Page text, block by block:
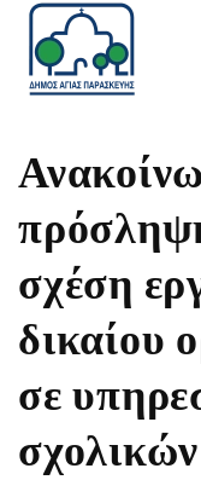
σχέση
δικαίου
σε